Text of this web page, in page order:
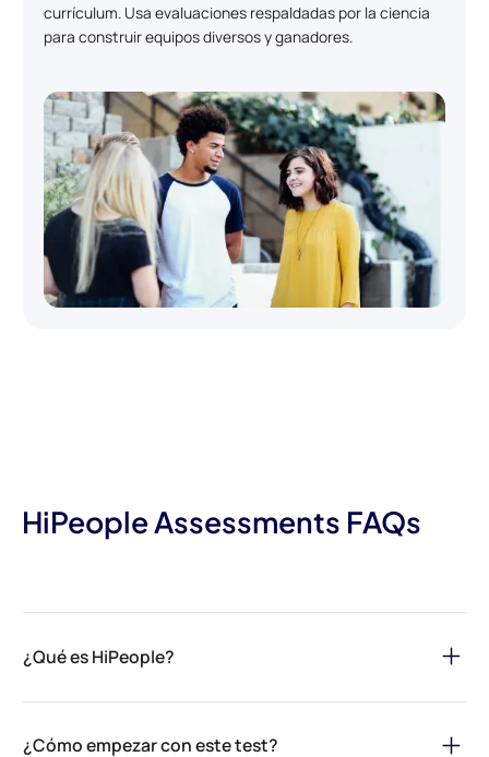
currículum. Usa evaluaciones respaldadas por la ciencia
para construir equipos diversos y ganadores.
HiPeople Assessments FAQs
¿Qué es HiPeople?
contratación y asegurar el mejor talento para tu organización. A
¿Cómo empezar con este test?